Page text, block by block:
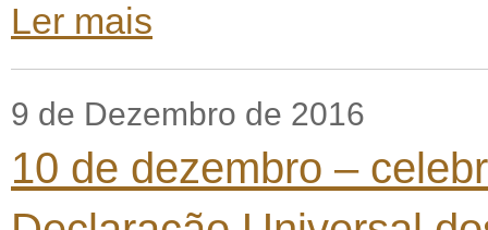
Ler mais
9 de Dezembro de 2016
10 de dezembro –